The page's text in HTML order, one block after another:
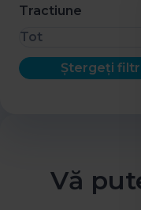
Tractiune
Tot
Ștergeți
Vă